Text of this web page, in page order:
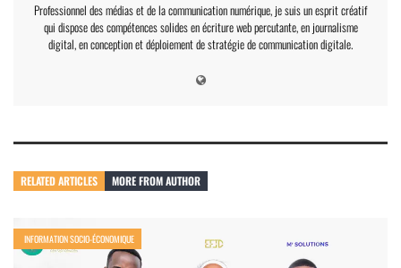
Professionnel des médias et de la communication numérique, je suis un esprit créatif
qui dispose des compétences solides en écriture web percutante, en journalisme
digital, en conception et déploiement de stratégie de communication digitale.
RELATED ARTICLES MORE FROM AUTHOR
INFORMATION SOCIO-ÉCONOMIQUE